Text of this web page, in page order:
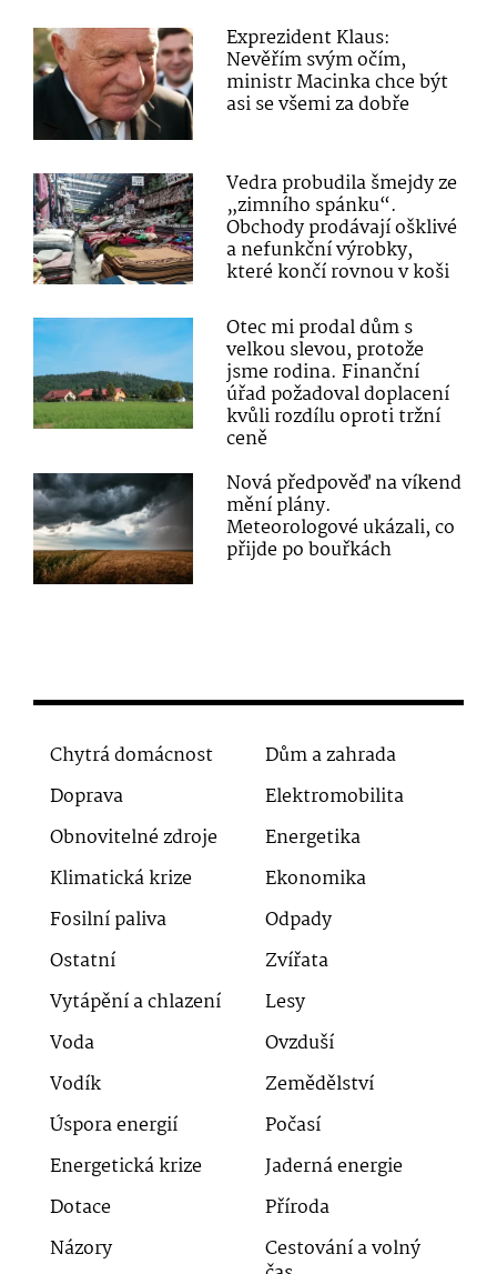
Exprezident Klaus:
Nevěřím svým očím,
ministr Macinka chce být
asi se všemi za dobře
Vedra probudila šmejdy ze
„zimního spánku“.
Obchody prodávají ošklivé
a nefunkční výrobky,
které končí rovnou v koši
Otec mi prodal dům s
velkou slevou, protože
jsme rodina. Finanční
úřad požadoval doplacení
kvůli rozdílu oproti tržní
ceně
Nová předpověď na víkend
mění plány.
Meteorologové ukázali, co
přijde po bouřkách
Chytrá domácnost
Dům a zahrada
Doprava
Elektromobilita
Obnovitelné zdroje
Energetika
Klimatická krize
Ekonomika
Fosilní paliva
Odpady
Ostatní
Zvířata
Vytápění a chlazení
Lesy
Voda
Ovzduší
Vodík
Zemědělství
Úspora energií
Počasí
Energetická krize
Jaderná energie
Dotace
Příroda
Názory
Cestování a volný